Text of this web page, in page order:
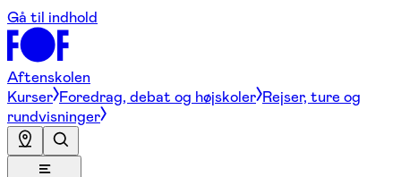
Gå til indhold
Aftenskolen
Kurser Foredrag, debat og højskoler Rejser, ture og
rundvisninger